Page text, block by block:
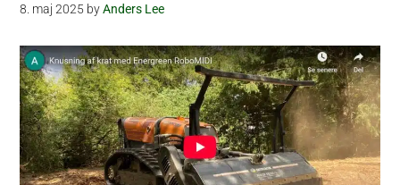
8. maj 2025 byAnders Lee